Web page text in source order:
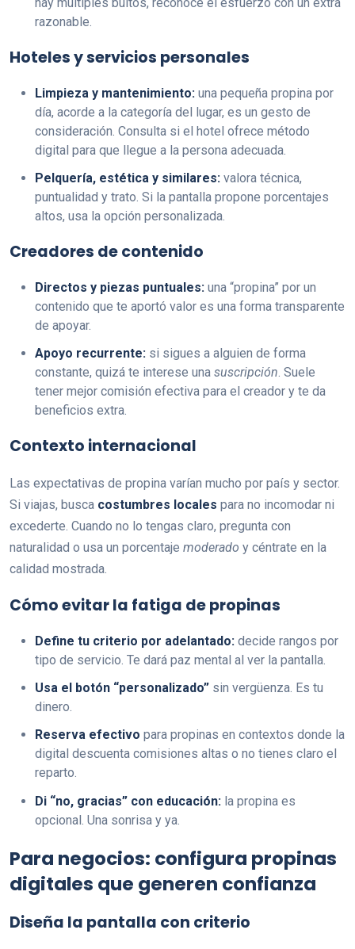
razonable.
Hoteles y servicios personales
Limpieza y mantenimiento: una pequeña propina por
día, acorde a la categoría del lugar, es un gesto de
consideración. Consulta si el hotel ofrece método
digital para que llegue a la persona adecuada.
Pelquería, estética y similares: valora técnica,
puntualidad y trato. Si la pantalla propone porcentajes
altos, usa la opción personalizada.
Creadores de contenido
Directos y piezas puntuales: una “propina” por un
contenido que te aportó valor es una forma transparente
de apoyar.
Apoyo recurrente: si sigues a alguien de forma
constante, quizá te interese una suscripción. Suele
tener mejor comisión efectiva para el creador y te da
beneficios extra.
Contexto internacional
Las expectativas de propina varían mucho por país y sector.
Si viajas, busca costumbres locales para no incomodar ni
excederte. Cuando no lo tengas claro, pregunta con
naturalidad o usa un porcentaje moderado y céntrate en la
calidad mostrada.
Cómo evitar la fatiga de propinas
Define tu criterio por adelantado: decide rangos por
tipo de servicio. Te dará paz mental al ver la pantalla.
Usa el botón “personalizado” sin vergüenza. Es tu
dinero.
Reserva efectivo para propinas en contextos donde la
digital descuenta comisiones altas o no tienes claro el
reparto.
Di “no, gracias” con educación: la propina es
opcional. Una sonrisa y ya.
Para negocios: configura propinas
digitales que generen confianza
Diseña la pantalla con criterio